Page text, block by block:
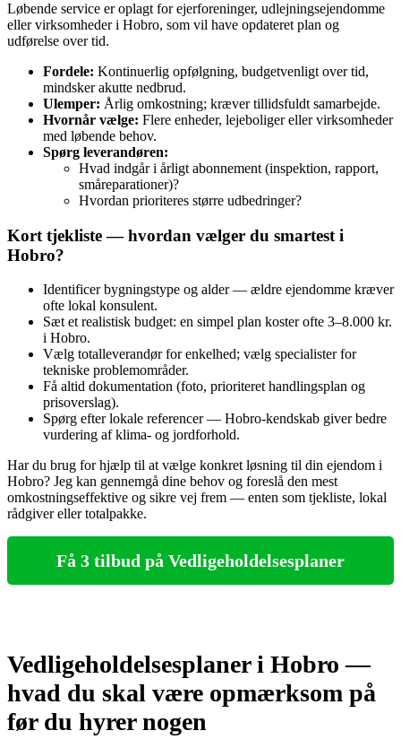
Løbende service er oplagt for ejerforeninger, udlejningsejendomme
eller virksomheder i Hobro, som vil have opdateret plan og
udførelse over tid.
Fordele: Kontinuerlig opfølgning, budgetvenligt over tid,
mindsker akutte nedbrud.
Ulemper: Årlig omkostning; kræver tillidsfuldt samarbejde.
Hvornår vælge: Flere enheder, lejeboliger eller virksomheder
med løbende behov.
Spørg leverandøren:
Hvad indgår i årligt abonnement (inspektion, rapport,
småreparationer)?
Hvordan prioriteres større udbedringer?
Kort tjekliste — hvordan vælger du smartest i
Hobro?
Identificer bygningstype og alder — ældre ejendomme kræver
ofte lokal konsulent.
Sæt et realistisk budget: en simpel plan koster ofte 3–8.000 kr.
i Hobro.
Vælg totalleverandør for enkelhed; vælg specialister for
tekniske problemområder.
Få altid dokumentation (foto, prioriteret handlingsplan og
prisoverslag).
Spørg efter lokale referencer — Hobro‑kendskab giver bedre
vurdering af klima‑ og jordforhold.
Har du brug for hjælp til at vælge konkret løsning til din ejendom i
Hobro? Jeg kan gennemgå dine behov og foreslå den mest
omkostningseffektive og sikre vej frem — enten som tjekliste, lokal
rådgiver eller totalpakke.
Få 3 tilbud på Vedligeholdelsesplaner
Vedligeholdelsesplaner i Hobro —
hvad du skal være opmærksom på
før du hyrer nogen